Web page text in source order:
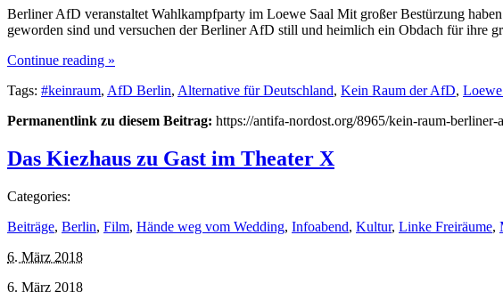
Berliner AfD veranstaltet Wahlkampfparty im Loewe Saal Mit großer Bestürzung
geworden sind und versuchen der Berliner AfD still und heimlich ein Obdach für ihre
Continue reading »
Tags: #keinraum, AfD Berlin, Alternative für Deutschland, Kein Raum der AfD, Loewe
Permanentlink zu diesem Beitrag: https://antifa-nordost.org/8965/kein-raum-
Das Kiezhaus zu Gast im Theater X
Categories:
Beiträge, Berlin, Film, Hände weg vom Wedding, Infoabend, Kultur, Linke Freiräume,
6. März 2018
6. März 2018